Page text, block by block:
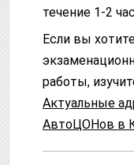
течение 1-2
Если вы
работы,
Актуальные
АвтоЦОНов в